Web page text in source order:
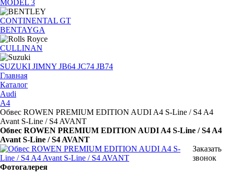
MODEL 3
CONTINENTAL GT
BENTAYGA
CULLINAN
SUZUKI JIMNY JB64 JC74 JB74
Главная
Каталог
Audi
A4
Обвес ROWEN PREMIUM EDITION AUDI A4 S-Line / S4 A4
Avant S-Line / S4 AVANT
Обвес ROWEN PREMIUM EDITION AUDI A4 S-Line / S4 A4
Avant S-Line / S4 AVANT
Заказать
звонок
Фотогалерея